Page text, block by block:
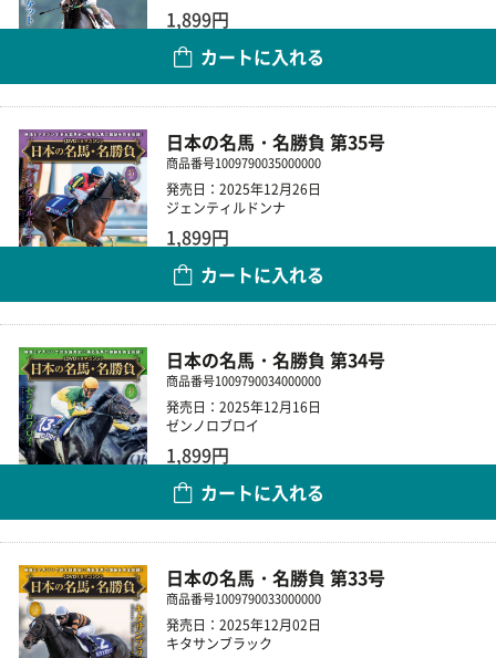
1,899円
カートに入れる
日本の名馬・名勝負 第35号
商品番号1009790035000000
発売日：2025年12月26日
ジェンティルドンナ
1,899円
カートに入れる
日本の名馬・名勝負 第34号
商品番号1009790034000000
発売日：2025年12月16日
ゼンノロブロイ
1,899円
カートに入れる
日本の名馬・名勝負 第33号
商品番号1009790033000000
発売日：2025年12月02日
キタサンブラック